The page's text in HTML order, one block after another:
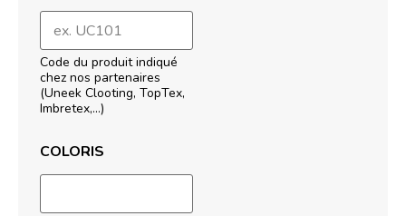
Code du produit indiqué
chez nos partenaires
(Uneek Clooting, TopTex,
Imbretex,…)
COLORIS